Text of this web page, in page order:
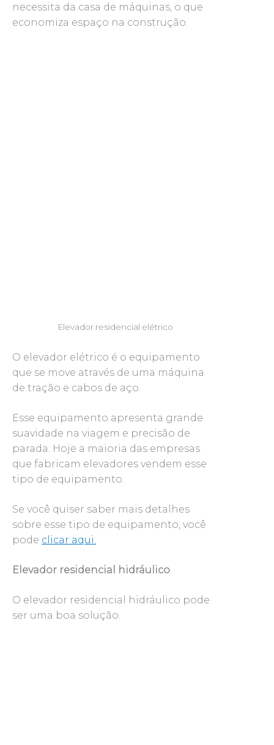
necessita da casa de máquinas, o que
economiza espaço na construção.
Elevador residencial elétrico
O elevador elétrico é o equipamento
que se move através de uma máquina
de tração e cabos de aço.
Esse equipamento apresenta grande
suavidade na viagem e precisão de
parada. Hoje a maioria das empresas
que fabricam elevadores vendem esse
tipo de equipamento.
Se você quiser saber mais detalhes
sobre esse tipo de equipamento, você
pode clicar aqui.
Elevador residencial hidráulico
O elevador residencial hidráulico pode
ser uma boa solução.